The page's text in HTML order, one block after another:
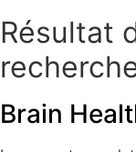
Résultat
Brain